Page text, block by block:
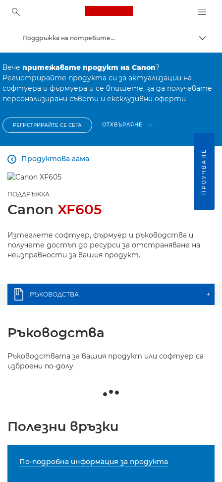
Canon Logo, back to
Поддръжка на потребителски продукти
Вече притежавате продукт на Canon?
Регистрирайте продукта си за актуализации на
софтуера и фърмуера и се впишете, за да получавате
персонализирани съвети и ексклузивни оферти
РЕГИСТРИРАЙТЕ СЕ СЕГА ОТХВЪРЛЯНЕ
Продуктова гама

ПОДДРЪЖКА
Canon XF605
Изтеглете софтуер, фърмуер и ръководства и
получете достъп до ресурси за отстраняване на
неизправности за вашия продукт.
РЪКОВОДСТВА +
Ръководства
Ръководствата за вашия продукт или софтуер са
изброени по-долу.
Полезни връзки
По-подробна информация за продукта
ПРОУЧВАНЕ